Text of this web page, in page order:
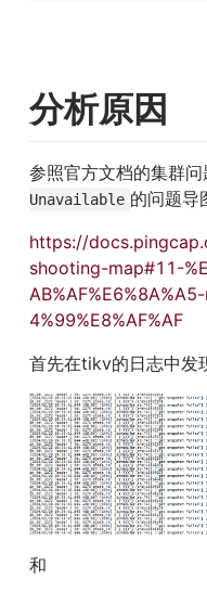
分析原因
参照官方文档的集群
Unavailable 的问题导
https://
shooting-map#11-
4%99%E8%AF%AF
首先在tikv的日志中发
和